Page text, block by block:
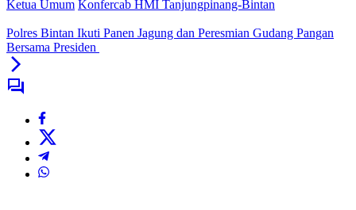
Ketua Umum Konfercab HMI Tanjungpinang-Bintan
Polres Bintan Ikuti Panen Jagung dan Peresmian Gudang Pangan
Bersama Presiden